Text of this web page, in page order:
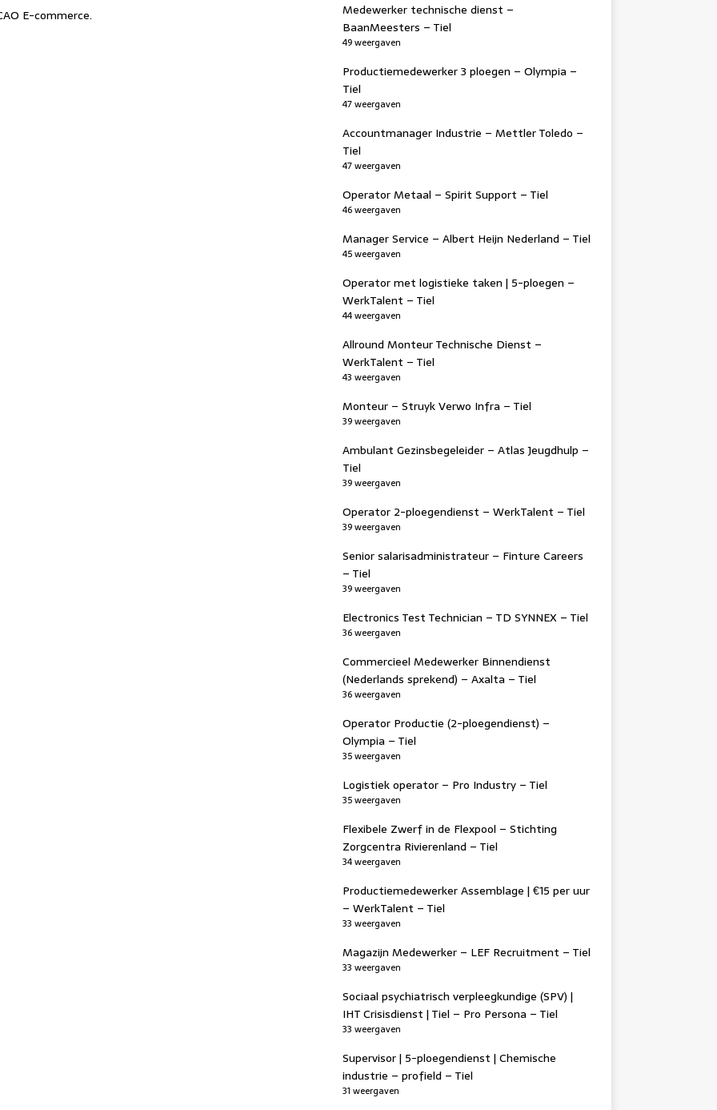
E-commerce.
Medewerker technische dienst –
BaanMeesters – Tiel
49 weergaven
Productiemedewerker 3 ploegen – Olympia –
Tiel
47 weergaven
Accountmanager Industrie – Mettler Toledo –
Tiel
47 weergaven
Operator Metaal – Spirit Support – Tiel
46 weergaven
Manager Service – Albert Heijn Nederland – Tiel
45 weergaven
Operator met logistieke taken | 5-ploegen –
WerkTalent – Tiel
44 weergaven
Allround Monteur Technische Dienst –
WerkTalent – Tiel
43 weergaven
Monteur – Struyk Verwo Infra – Tiel
39 weergaven
Ambulant Gezinsbegeleider – Atlas Jeugdhulp –
Tiel
39 weergaven
Operator 2-ploegendienst – WerkTalent – Tiel
39 weergaven
Senior salarisadministrateur – Finture Careers
– Tiel
39 weergaven
Electronics Test Technician – TD SYNNEX – Tiel
36 weergaven
Commercieel Medewerker Binnendienst
(Nederlands sprekend) – Axalta – Tiel
36 weergaven
Operator Productie (2-ploegendienst) –
Olympia – Tiel
35 weergaven
Logistiek operator – Pro Industry – Tiel
35 weergaven
Flexibele Zwerf in de Flexpool – Stichting
Zorgcentra Rivierenland – Tiel
34 weergaven
Productiemedewerker Assemblage | €15 per uur
– WerkTalent – Tiel
33 weergaven
Magazijn Medewerker – LEF Recruitment – Tiel
33 weergaven
Sociaal psychiatrisch verpleegkundige (SPV) |
IHT Crisisdienst | Tiel – Pro Persona – Tiel
33 weergaven
Supervisor | 5-ploegendienst | Chemische
industrie – profield – Tiel
31 weergaven